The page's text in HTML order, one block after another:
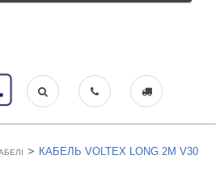
> КАБЕЛЬ VOLTEX LONG 2M V30